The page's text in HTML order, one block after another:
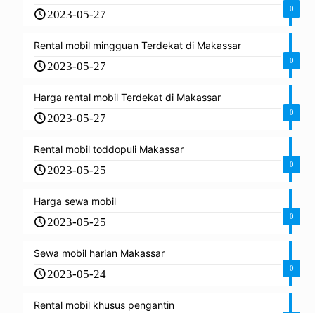
0
2023-05-27
0
Rental mobil mingguan Terdekat di Makassar
2023-05-27
0
Harga rental mobil Terdekat di Makassar
2023-05-27
0
Rental mobil toddopuli Makassar
2023-05-25
0
Harga sewa mobil
2023-05-25
0
Sewa mobil harian Makassar
2023-05-24
Rental mobil khusus pengantin